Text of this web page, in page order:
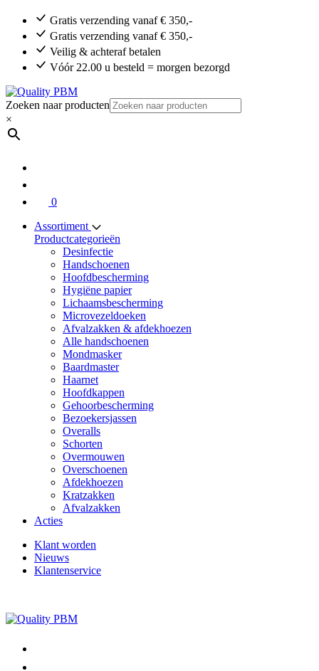
Gratis verzending vanaf € 350,-
Gratis verzending vanaf € 350,-
Veilig & achteraf betalen
Vóór 22.00 u besteld = morgen bezorgd
Zoeken naar producten
×
0
Assortiment
Productcategorieën
Desinfectie
Handschoenen
Hoofdbescherming
Hygiëne papier
Lichaamsbescherming
Microvezeldoeken
Afvalzakken & afdekhoezen
Alle handschoenen
Mondmasker
Baardmaster
Haarnet
Hoofdkappen
Gehoorbescherming
Bezoekersjassen
Overalls
Schorten
Overmouwen
Overschoenen
Afdekhoezen
Kratzakken
Afvalzakken
Acties
Klant worden
Nieuws
Klantenservice